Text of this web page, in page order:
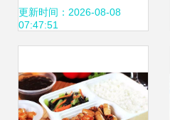
的“隐形冠军”启示
更新时间：2026-08-08
07:47:51